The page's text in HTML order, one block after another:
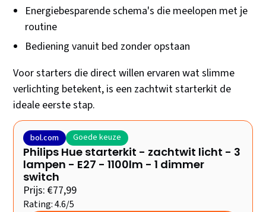
Energiebesparende schema's die meelopen met je
routine
Bediening vanuit bed zonder opstaan
Voor starters die direct willen ervaren wat slimme
verlichting betekent, is een zachtwit starterkit de
ideale eerste stap.
bol.com Goede keuze
Philips Hue starterkit - zachtwit licht - 3
lampen - E27 - 1100lm - 1 dimmer
switch
Prijs: €77,99
Rating: 4.6/5